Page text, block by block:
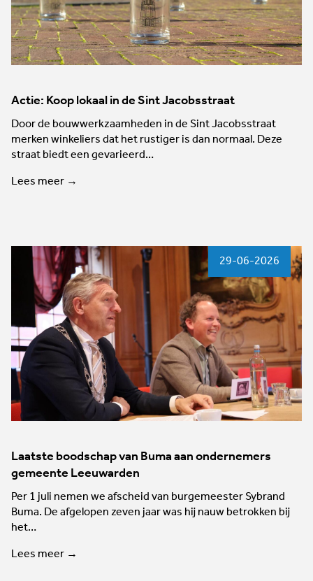
Actie: Koop lokaal in de Sint Jacobsstraat
Door de bouwwerkzaamheden in de Sint Jacobsstraat
merken winkeliers dat het rustiger is dan normaal. Deze
straat biedt een gevarieerd…
Lees meer →
29-06-2026
Laatste boodschap van Buma aan ondernemers
gemeente Leeuwarden
Per 1 juli nemen we afscheid van burgemeester Sybrand
Buma. De afgelopen zeven jaar was hij nauw betrokken bij
het…
Lees meer →